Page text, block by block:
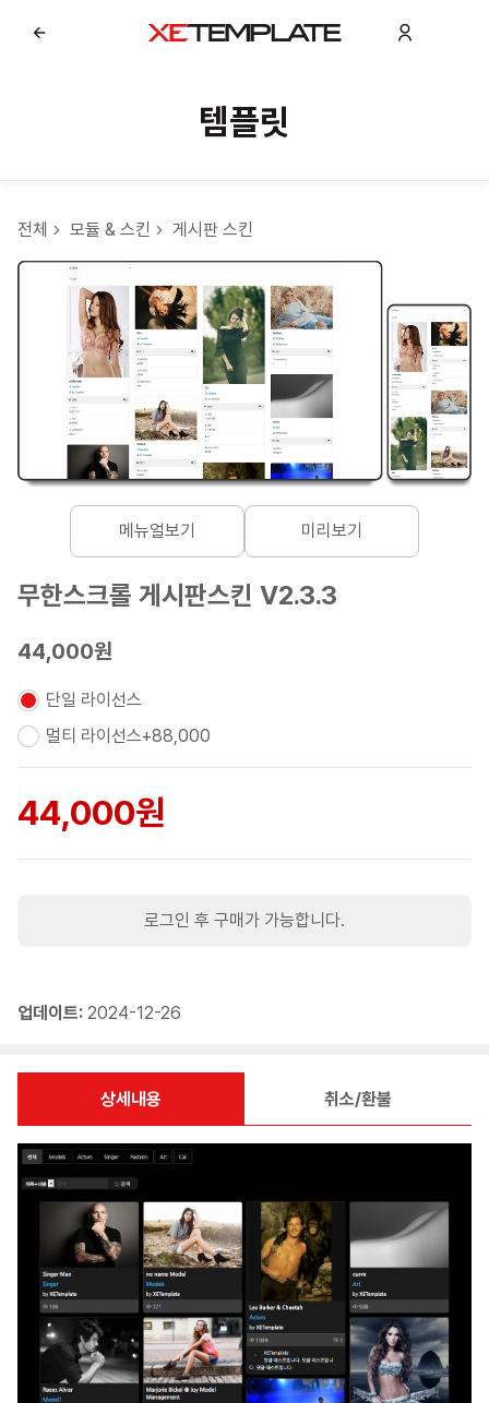
템플릿
전체 모듈 & 스킨 게시판 스킨
메뉴얼보기 미리보기
무한스크롤 게시판스킨 V2.3.3
44,000원
단일 라이선스
멀티 라이선스+88,000
44,000원
로그인 후 구매가 가능합니다.
업데이트: 2024-12-26
상세내용 취소/환불